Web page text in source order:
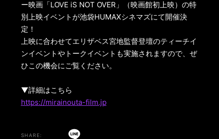
ー映画「LOVE iS NOT OVER」（映画館初上映）の特
別上映イベントが池袋HUMAXシネマズにて開催決
定！
上映に合わせてエリザベス宮地監督登壇のティーチイ
ンイベントやトークイベントも実施されますので、ぜ
ひこの機会にご覧ください。
▼詳細はこちら
https://mirainouta-film.jp